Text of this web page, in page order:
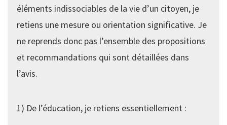
éléments indissociables de la vie d’un citoyen, je
retiens une mesure ou orientation significative. Je
ne reprends donc pas l’ensemble des propositions
et recommandations qui sont détaillées dans
l’avis.
1) De l’éducation, je retiens essentiellement :